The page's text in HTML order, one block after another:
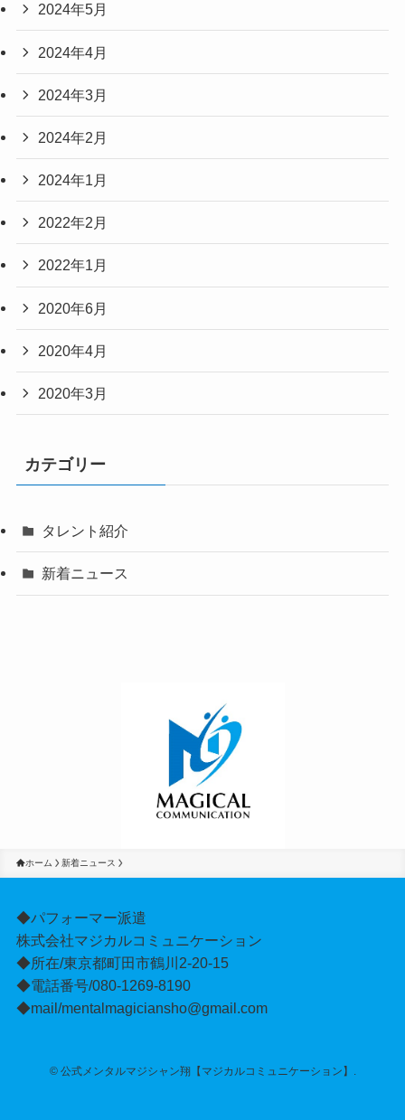
2024年5月
2024年4月
2024年3月
2024年2月
2024年1月
2022年2月
2022年1月
2020年6月
2020年4月
2020年3月
カテゴリー
タレント紹介
新着ニュース
ホーム 新着ニュース
◆パフォーマー派遣
株式会社マジカルコミュニケーション
◆所在/東京都町田市鶴川2-20-15
◆電話番号/080-1269-8190
◆mail/mentalmagiciansho@gmail.com
©公式メンタルマジシャン翔【マジカルコミュニケーション】.